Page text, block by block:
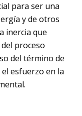
para ser una
y de otros
inercia que
proceso
del término de
esfuerzo en la